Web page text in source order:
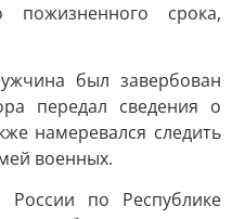
срока,
был завербован
передал сведения о
намеревался следить
военных.
России по Республике